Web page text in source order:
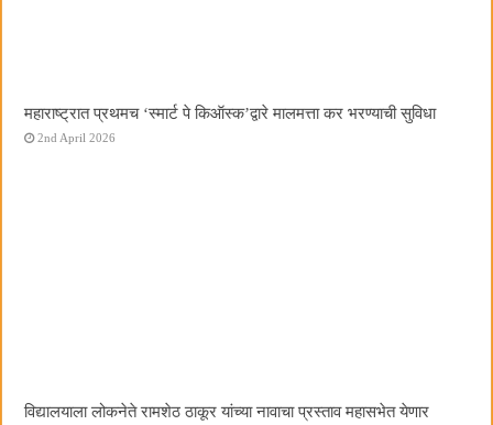
महाराष्ट्रात प्रथमच ‌‘स्मार्ट पे किऑस्क‌’द्वारे मालमत्ता कर भरण्याची सुविधा
2nd April 2026
विद्यालयाला लोकनेते रामशेठ ठाकूर यांच्या नावाचा प्रस्ताव महासभेत येणार